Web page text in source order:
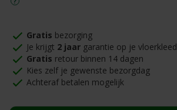
Gratis bezorging
Je krijgt 2 jaar garantie op je vloerkleed
Gratis retour binnen 14 dagen
Kies zelf je gewenste bezorgdag
Achteraf betalen mogelijk